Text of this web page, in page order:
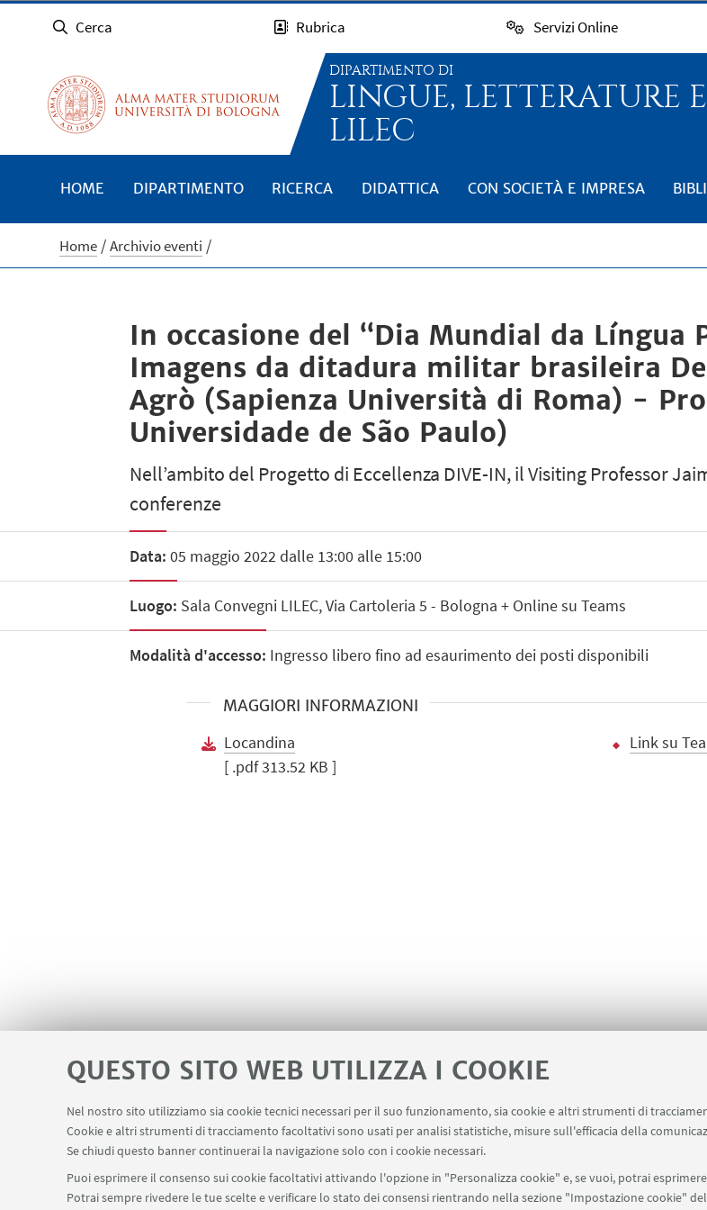
QUESTO SITO WEB UTILIZZA I COOKIE
Nel nostro sito utilizziamo sia cookie tecnici necessari per il suo funzionamento, sia cookie e altri strumenti di
Cookie e altri strumenti di tracciamento facoltativi sono usati per analisi statistiche, misure sull'efficacia della
Se chiudi questo banner continuerai la navigazione solo con i cookie necessari.
Puoi esprimere il consenso sui cookie facoltativi attivando l'opzione in "Personalizza cookie" e, se vuoi, potrai
Potrai sempre rivedere le tue scelte e verificare lo stato dei consensi rientrando nella sezione "Impostazione cookie"
Cerca Rubrica Servizi Online
DIPARTIMENTO DI
LINGUE, LETTERATURE
LILEC
HOME DIPARTIMENTO RICERCA DIDATTICA CON SOCIETÀ E IMPRESA
Home Archivio eventi
In occasione del “Dia Mundial da Língua
Imagens da ditadura militar brasileira
Agrò (Sapienza Università di Roma) -
Universidade de São Paulo)
Nell’ambito del Progetto di Eccellenza DIVE-IN, il Visiting Professor
conferenze
Data: 05 maggio 2022 dalle 13:00 alle 15:00
Luogo: Sala Convegni LILEC, Via Cartoleria 5 - Bologna + Online su Teams
Modalità d'accesso: Ingresso libero fino ad esaurimento dei posti disponibili
MAGGIORI INFORMAZIONI
Locandina
[ .pdf 313.52 KB ]
Link su
LINK UTILI Servizi interni Area riservata Segnala un evento Contatti
SEGUI IL DIPARTIMENTO SU: SEGUI UNIBO SU: